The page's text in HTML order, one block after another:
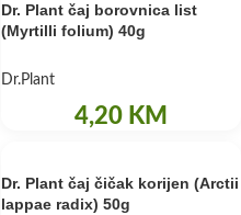
Dr. Plant čaj borovnica list
(Myrtilli folium) 40g
Dr.Plant
4,20 KM
Dr. Plant čaj čičak korijen (Arctii
lappae radix) 50g